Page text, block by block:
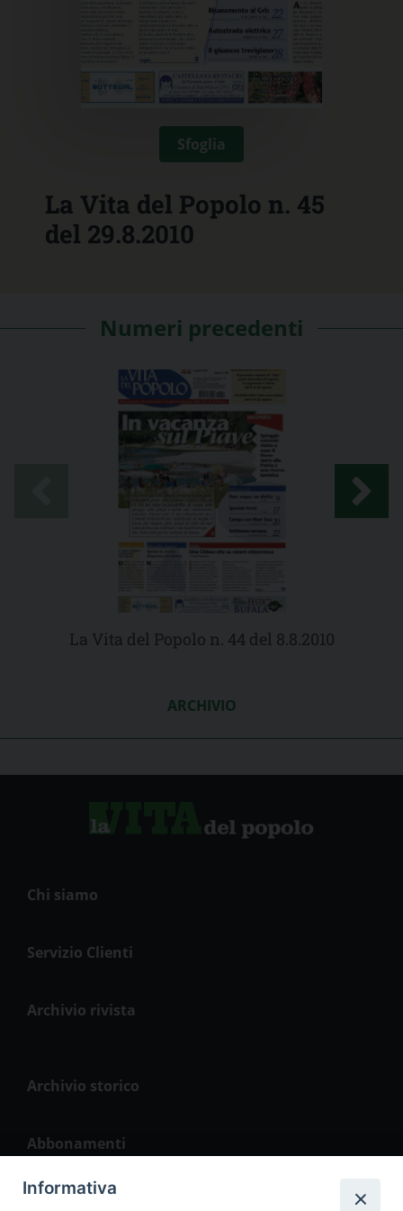
Sfoglia
La Vita del Popolo n. 45
del 29.8.2010
Numeri precedenti
La Vita del Popolo n. 44 del 8.8.2010
ARCHIVIO
Chi siamo
Servizio Clienti
Archivio rivista
Archivio storico
Abbonamenti
Informativa